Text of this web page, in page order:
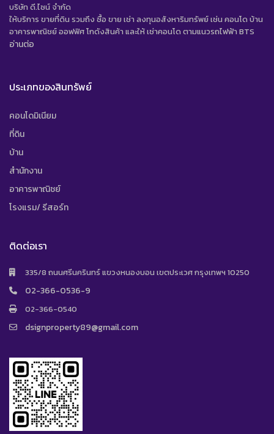
บริษัท ดี.ไซน์ จํากัด
ให้บริการ ขายที่ดิน รวมถึง ซื้อ ขาย เช่า ลงทุนอสังหาริมทรัพย์ เช่น คอนโด บ้าน
อาคารพาณิชย์ ออฟฟิศ โกดังสินค้า และให้ เช่าคอนโด ตามแนวรถไฟฟ้า BTS
อ่านต่อ
ประเภทของสินทรัพย์
คอนโดมิเนียม
ที่ดิน
บ้าน
สำนักงาน
อาคารพาณิชย์
โรงแรม/ รีสอร์ท
ติดต่อเรา
335/8 ถนนศรีนครินทร์ แขวงหนองบอน เขตประเวศ กรุงเทพฯ 10250
02-366-0536-9
02-366-0540
dsignproperty89@gmail.com